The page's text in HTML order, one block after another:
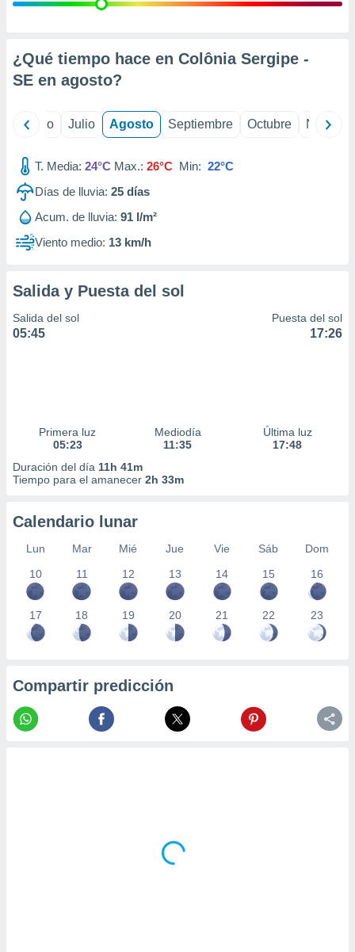
e
mediante
de
1199
¿Qué tiempo hace en Colônia Sergipe -
SE en agosto?
Junio Julio Agosto Septiembre Octubre
T. Media: 24°C Max.: 26°C Min: 22°C
Días de lluvia: 25 días
Acum. de lluvia: 91 l/m²
Viento medio: 13 km/h
Salida y Puesta del sol
Salida del sol
05:45
Puesta del sol
17:26
Primera luz
05:23
Mediodía
11:35
Última luz
17:48
Duración del día 11h 41m
Tiempo para el amanecer 2h 33m
Calendario lunar
Lun Mar Mié Jue Vie Sáb
Dom
10
11 12 13 14 15 16
17 18 19 20 21 22 23
Compartir predicción